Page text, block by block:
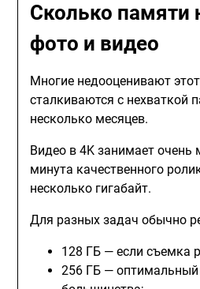
Сколько памяти
фото и видео
Многие недооценивают
сталкиваются с нехваткой
несколько месяцев.
Видео в 4K занимает очень
минута качественного
несколько гигабайт.
Для разных задач обычно
128 ГБ — если съемка
256 ГБ — оптимальный